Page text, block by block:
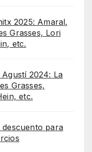
2025: Amaral,
Grasses, Lori
etc.
2024: La
Grasses,
etc.
para